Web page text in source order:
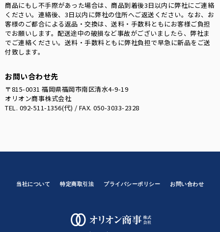
商品にもし不手際があった場合は、商品到着後3日以内に弊社にご連絡
ください。連絡後、3日以内に弊社の住所へご返送ください。なお、お
客様のご都合による返品・交換は、送料・手数料ともにお客様ご負担
でお願いします。配送途中の破損など事故がございましたら、弊社ま
でご連絡ください。送料・手数料ともに弊社負担で早急に新品をご送
付致します。
お問い合わせ先
〒815-0031 福岡県福岡市南区清水4-9-19
オリオン商事株式会社
TEL. 092-511-1356(代) / FAX. 050-3033-2328
当社について 特定商取引法 プライバシーポリシー お問い合わせ